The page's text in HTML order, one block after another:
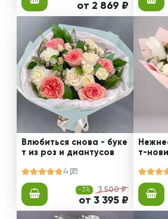
от 2 869 ₽
Влюбиться снова - буке
т из роз и диантусов
4
-3% 3 500 ₽
от 3 395 ₽
т-